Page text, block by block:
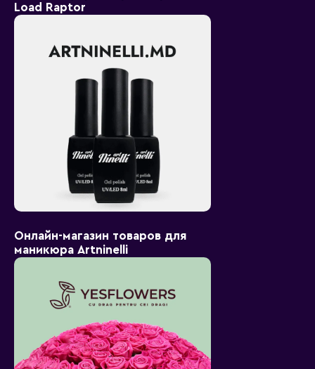
Load Raptor
Онлайн-магазин товаров для
маникюра Artninelli